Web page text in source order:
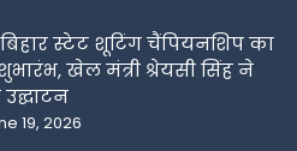
बिहार स्टेट शूटिंग चैंपियनशिप का
खेल मंत्री श्रेयसी सिंह ने
19, 2026